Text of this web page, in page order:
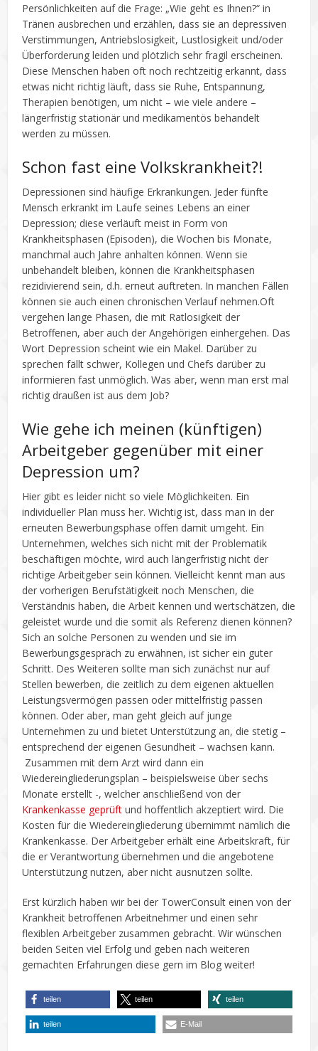
Persönlichkeiten auf die Frage: „Wie geht es Ihnen?“ in
Tränen ausbrechen und erzählen, dass sie an depressiven
Verstimmungen, Antriebslosigkeit, Lustlosigkeit und/oder
Überforderung leiden und plötzlich sehr fragil erscheinen.
Diese Menschen haben oft noch rechtzeitig erkannt, dass
etwas nicht richtig läuft, dass sie Ruhe, Entspannung,
Therapien benötigen, um nicht – wie viele andere –
längerfristig stationär und medikamentös behandelt
werden zu müssen.
Schon fast eine Volkskrankheit?!
Depressionen sind häufige Erkrankungen. Jeder fünfte
Mensch erkrankt im Laufe seines Lebens an einer
Depression; diese verläuft meist in Form von
Krankheitsphasen (Episoden), die Wochen bis Monate,
manchmal auch Jahre anhalten können. Wenn sie
unbehandelt bleiben, können die Krankheitsphasen
rezidivierend sein, d.h. erneut auftreten. In manchen Fällen
können sie auch einen chronischen Verlauf nehmen.Oft
vergehen lange Phasen, die mit Ratlosigkeit der
Betroffenen, aber auch der Angehörigen einhergehen. Das
Wort Depression scheint wie ein Makel. Darüber zu
sprechen fällt schwer, Kollegen und Chefs darüber zu
informieren fast unmöglich. Was aber, wenn man erst mal
richtig draußen ist aus dem Job?
Wie gehe ich meinen (künftigen)
Arbeitgeber gegenüber mit einer
Depression um?
Hier gibt es leider nicht so viele Möglichkeiten. Ein
individueller Plan muss her. Wichtig ist, dass man in der
erneuten Bewerbungsphase offen damit umgeht. Ein
Unternehmen, welches sich nicht mit der Problematik
beschäftigen möchte, wird auch längerfristig nicht der
richtige Arbeitgeber sein können. Vielleicht kennt man aus
der vorherigen Berufstätigkeit noch Menschen, die
Verständnis haben, die Arbeit kennen und wertschätzen, die
geleistet wurde und die somit als Referenz dienen können?
Sich an solche Personen zu wenden und sie im
Bewerbungsgespräch zu erwähnen, ist sicher ein guter
Schritt. Des Weiteren sollte man sich zunächst nur auf
Stellen bewerben, die zeitlich zu dem eigenen aktuellen
Leistungsvermögen passen oder mittelfristig passen
können. Oder aber, man geht gleich auf junge
Unternehmen zu und bietet Unterstützung an, die stetig –
entsprechend der eigenen Gesundheit – wachsen kann.
Zusammen mit dem Arzt wird dann ein
Wiedereingliederungsplan – beispielsweise über sechs
Monate erstellt -, welcher anschließend von der
Krankenkasse geprüft und hoffentlich akzeptiert wird. Die
Kosten für die Wiedereingliederung übernimmt nämlich die
Krankenkasse. Der Arbeitgeber erhält eine Arbeitskraft, für
die er Verantwortung übernehmen und die angebotene
Unterstützung nutzen, aber nicht ausnutzen sollte.
Erst kürzlich haben wir bei der TowerConsult einen von der
Krankheit betroffenen Arbeitnehmer und einen sehr
flexiblen Arbeitgeber zusammen gebracht. Wir wünschen
beiden Seiten viel Erfolg und geben nach weiteren
gemachten Erfahrungen diese gern im Blog weiter!
teilen teilen teilen
teilen E-Mail